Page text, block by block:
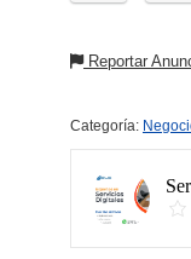
Reportar
Categoría: